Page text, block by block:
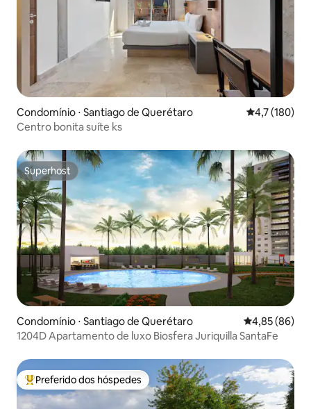
Condomínio ⋅ Santiago de Querétaro 4,7 de uma
4,7 (180)
Centro bonita suíte ks
Superhost
Superhost
Condomínio ⋅ Santiago de Querétaro 4,85 de uma
4,85 (86)
1204D Apartamento de luxo Biosfera Juriquilla SantaFe
Entre os melhores preferidos dos hóspedes
Preferido dos hóspedes